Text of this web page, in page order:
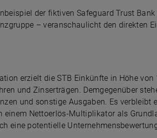
der fiktiven Safeguard Trust Bank
– veranschaulicht den direkten
erzielt die STB Einkünfte in Höhe
und Zinserträgen. Demgegenüber
und sonstige Ausgaben. Es
einem Nettoerlös-Multiplikator als
eine potentielle